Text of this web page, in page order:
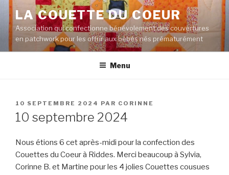
Aller
contenu
principal
LA COUETTE DU COEUR
Association qui confectionne bénévolement des couvertures
en patchwork pour les offrir aux bébés nés prématurément
Menu
PUBLIÉ
LE
10 SEPTEMBRE 2024 PAR CORINNE
10 septembre 2024
Nous étions 6 cet après-midi pour la confection des
Couettes du Coeur à Riddes. Merci beaucoup à Sylvia,
Corinne B. et Martine pour les 4 jolies Couettes cousues